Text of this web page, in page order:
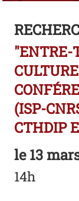
"ENTRE-
(ISP-
CTHDIP
le13
14h